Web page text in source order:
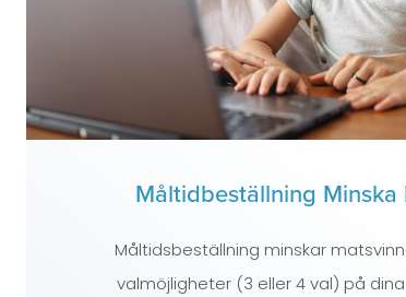
Måltidbeställning Minska
Måltidsbeställning minskar
valmöjligheter (3 eller 4 val) på